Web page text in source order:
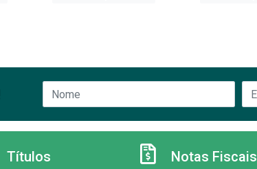
Títulos Notas Fiscais